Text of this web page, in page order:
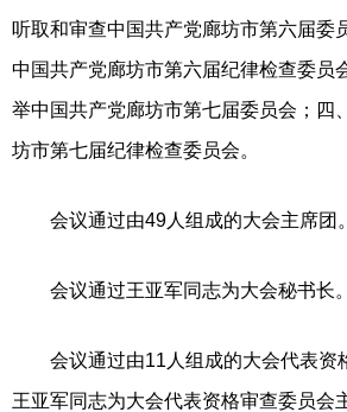
听取和审查中国共产党廊坊市第六届委
中国共产党廊坊市第六届纪律检查委员
举中国共产党廊坊市第七届委员会；四
坊市第七届纪律检查委员会。
会议通过由49人组成的大会主席团。
会议通过王亚军同志为大会秘书长。
会议通过由11人组成的大会代表资
王亚军同志为大会代表资格审查委员会